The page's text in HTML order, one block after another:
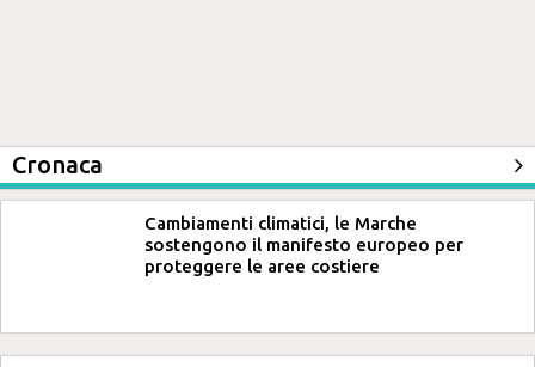
Cronaca
Cambiamenti climatici, le Marche
sostengono il manifesto europeo per
proteggere le aree costiere